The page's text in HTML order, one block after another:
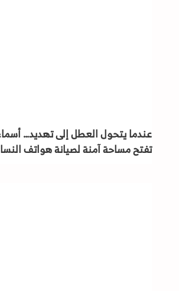
عندما يتحول العطل إلى تهديد…
تفتح مساحة آمنة لصيانة هواتف